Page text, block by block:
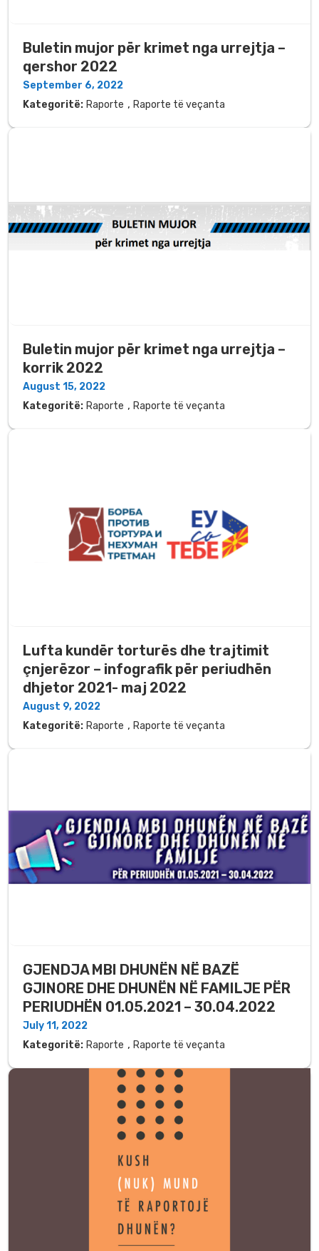
Buletin mujor për krimet nga urrejtja –
qershor 2022
September 6, 2022
Kategoritë: Raporte , Raporte të veçanta
Buletin mujor për krimet nga urrejtja –
korrik 2022
August 15, 2022
Kategoritë: Raporte , Raporte të veçanta
Lufta kundër torturës dhe trajtimit
çnjerëzor – infografik për periudhën
dhjetor 2021- maj 2022
August 9, 2022
Kategoritë: Raporte , Raporte të veçanta
GJENDJA MBI DHUNËN NË BAZË
GJINORE DHE DHUNËN NË FAMILJE PËR
PERIUDHËN 01.05.2021 – 30.04.2022
July 11, 2022
Kategoritë: Raporte , Raporte të veçanta